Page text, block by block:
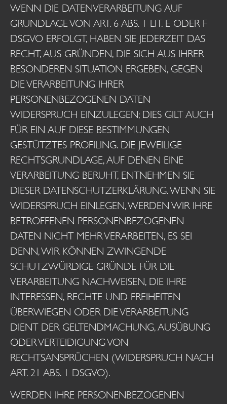
WENN DIE DATENVERARBEITUNG AUF
GRUNDLAGE VON ART. 6 ABS. 1 LIT. E ODER F
DSGVO ERFOLGT, HABEN SIE JEDERZEIT DAS
RECHT, AUS GRÜNDEN, DIE SICH AUS IHRER
BESONDEREN SITUATION ERGEBEN, GEGEN
DIE VERARBEITUNG IHRER
PERSONENBEZOGENEN DATEN
WIDERSPRUCH EINZULEGEN; DIES GILT AUCH
FÜR EIN AUF DIESE BESTIMMUNGEN
GESTÜTZTES PROFILING. DIE JEWEILIGE
RECHTSGRUNDLAGE, AUF DENEN EINE
VERARBEITUNG BERUHT, ENTNEHMEN SIE
DIESER DATENSCHUTZERKLÄRUNG. WENN SIE
WIDERSPRUCH EINLEGEN, WERDEN WIR IHRE
BETROFFENEN PERSONENBEZOGENEN
DATEN NICHT MEHR VERARBEITEN, ES SEI
DENN, WIR KÖNNEN ZWINGENDE
SCHUTZWÜRDIGE GRÜNDE FÜR DIE
VERARBEITUNG NACHWEISEN, DIE IHRE
INTERESSEN, RECHTE UND FREIHEITEN
ÜBERWIEGEN ODER DIE VERARBEITUNG
DIENT DER GELTENDMACHUNG, AUSÜBUNG
ODER VERTEIDIGUNG VON
RECHTSANSPRÜCHEN (WIDERSPRUCH NACH
ART. 21 ABS. 1 DSGVO).
WERDEN IHRE PERSONENBEZOGENEN